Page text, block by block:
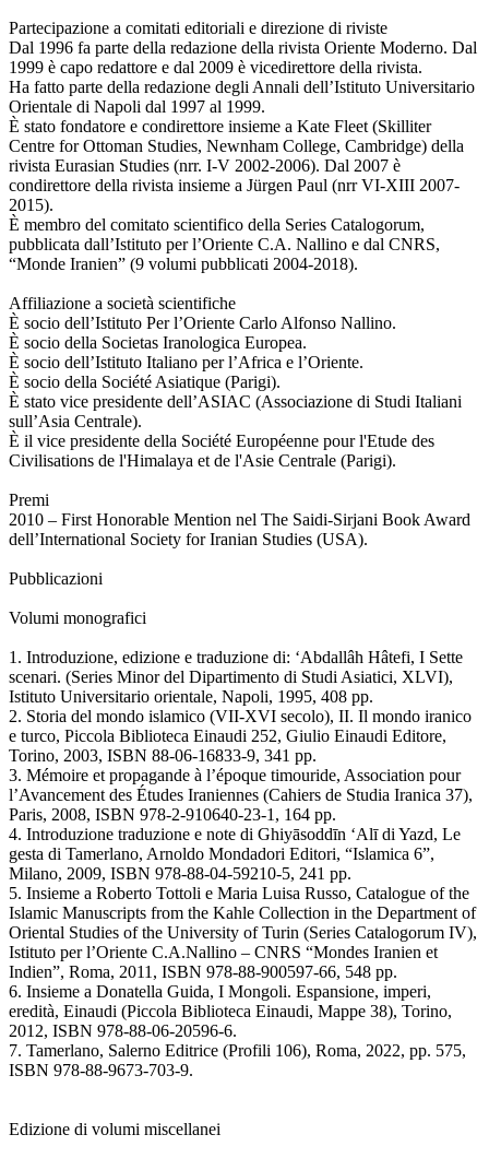
Partecipazione a comitati editoriali e direzione di riviste
Dal 1996 fa parte della redazione della rivista Oriente Moderno. Dal
1999 è capo redattore e dal 2009 è vicedirettore della rivista.
Ha fatto parte della redazione degli Annali dell’Istituto Universitario
Orientale di Napoli dal 1997 al 1999.
È stato fondatore e condirettore insieme a Kate Fleet (Skilliter
Centre for Ottoman Studies, Newnham College, Cambridge) della
rivista Eurasian Studies (nrr. I-V 2002-2006). Dal 2007 è
condirettore della rivista insieme a Jürgen Paul (nrr VI-XIII 2007-
2015).
È membro del comitato scientifico della Series Catalogorum,
pubblicata dall’Istituto per l’Oriente C.A. Nallino e dal CNRS,
“Monde Iranien” (9 volumi pubblicati 2004-2018).
Affiliazione a società scientifiche
È socio dell’Istituto Per l’Oriente Carlo Alfonso Nallino.
È socio della Societas Iranologica Europea.
È socio dell’Istituto Italiano per l’Africa e l’Oriente.
È socio della Société Asiatique (Parigi).
È stato vice presidente dell’ASIAC (Associazione di Studi Italiani
sull’Asia Centrale).
È il vice presidente della Société Européenne pour l'Etude des
Civilisations de l'Himalaya et de l'Asie Centrale (Parigi).
Premi
2010 – First Honorable Mention nel The Saidi-Sirjani Book Award
dell’International Society for Iranian Studies (USA).
Pubblicazioni
Volumi monografici
1. Introduzione, edizione e traduzione di: ‘Abdallâh Hâtefi, I Sette
scenari. (Series Minor del Dipartimento di Studi Asiatici, XLVI),
Istituto Universitario orientale, Napoli, 1995, 408 pp.
2. Storia del mondo islamico (VII-XVI secolo), II. Il mondo iranico
e turco, Piccola Biblioteca Einaudi 252, Giulio Einaudi Editore,
Torino, 2003, ISBN 88-06-16833-9, 341 pp.
3. Mémoire et propagande à l’époque timouride, Association pour
l’Avancement des Études Iraniennes (Cahiers de Studia Iranica 37),
Paris, 2008, ISBN 978-2-910640-23-1, 164 pp.
4. Introduzione traduzione e note di Ghiyāsoddīn ‘Alī di Yazd, Le
gesta di Tamerlano, Arnoldo Mondadori Editori, “Islamica 6”,
Milano, 2009, ISBN 978-88-04-59210-5, 241 pp.
5. Insieme a Roberto Tottoli e Maria Luisa Russo, Catalogue of the
Islamic Manuscripts from the Kahle Collection in the Department of
Oriental Studies of the University of Turin (Series Catalogorum IV),
Istituto per l’Oriente C.A.Nallino – CNRS “Mondes Iranien et
Indien”, Roma, 2011, ISBN 978-88-900597-66, 548 pp.
6. Insieme a Donatella Guida, I Mongoli. Espansione, imperi,
eredità, Einaudi (Piccola Biblioteca Einaudi, Mappe 38), Torino,
2012, ISBN 978-88-06-20596-6.
7. Tamerlano, Salerno Editrice (Profili 106), Roma, 2022, pp. 575,
ISBN 978-88-9673-703-9.
Edizione di volumi miscellanei